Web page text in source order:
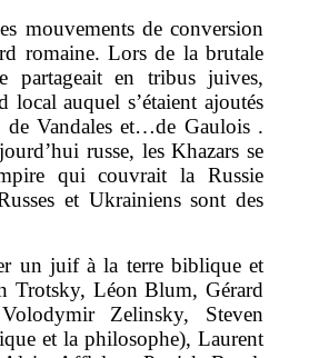
mouvements de conversion
romaine. Lors de la brutale
partageait en tribus juives,
local auquel s’étaient ajoutés
de Vandales et…de Gaulois .
russe, les Khazars se
qui couvrait la Russie
et Ukrainiens sont des
un juif à la terre biblique et
Trotsky, Léon Blum, Gérard
Zelinsky, Steven
et la philosophe), Laurent